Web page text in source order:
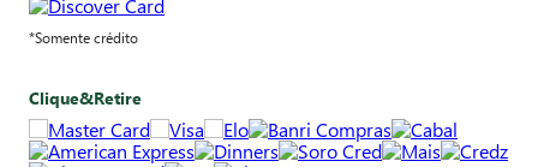
*Somente crédito
Clique&Retire